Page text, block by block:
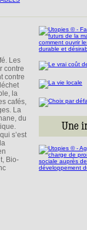
Les
contre
contre
la
cafés,
La
du
s’est
Bio-